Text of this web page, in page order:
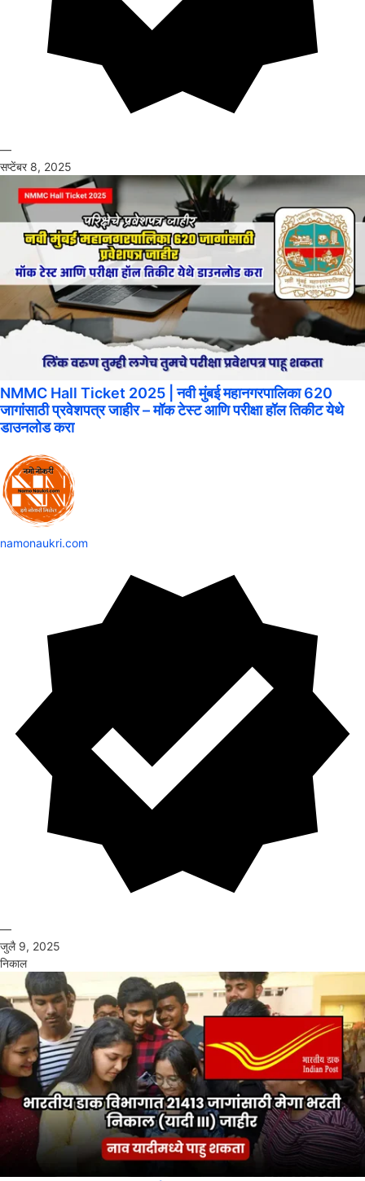
—
सप्टेंबर 8, 2025
NMMC Hall Ticket 2025 | नवी मुंबई महानगरपालिका 620
जागांसाठी प्रवेशपत्र जाहीर – मॉक टेस्ट आणि परीक्षा हॉल तिकीट येथे
डाउनलोड करा
namonaukri.com
—
जुलै 9, 2025
निकाल